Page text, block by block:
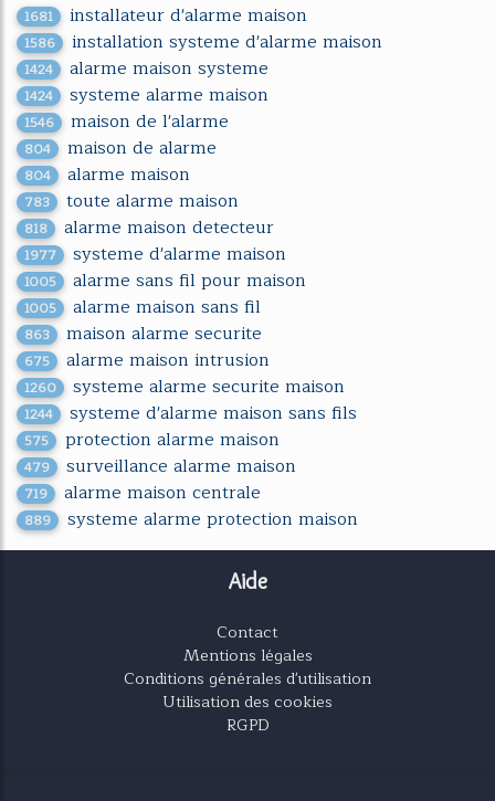
1681 installateur d'alarme maison
1586 installation systeme d'alarme maison
1424 alarme maison systeme
1424 systeme alarme maison
1546 maison de l'alarme
804 maison de alarme
804 alarme maison
783 toute alarme maison
818 alarme maison detecteur
1977 systeme d'alarme maison
1005 alarme sans fil pour maison
1005 alarme maison sans fil
863 maison alarme securite
675 alarme maison intrusion
1260 systeme alarme securite maison
1244 systeme d'alarme maison sans fils
575 protection alarme maison
479 surveillance alarme maison
719 alarme maison centrale
889 systeme alarme protection maison
Aide
Contact
Mentions légales
Conditions générales d'utilisation
Utilisation des cookies
RGPD